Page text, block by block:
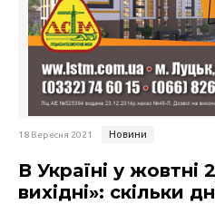
18 Вересня 2021 Новини
В Україні у жовтні
вихідні»: скільки